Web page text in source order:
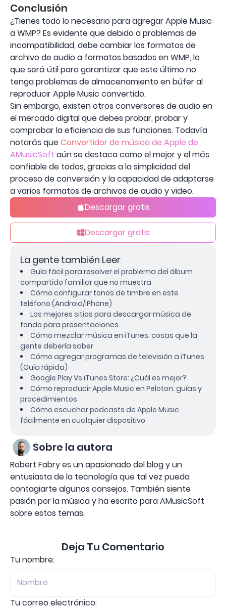
Conclusión
¿Tienes todo lo necesario para agregar Apple Music
a WMP? Es evidente que debido a problemas de
incompatibilidad, debe cambiar los formatos de
archivo de audio a formatos basados ​​en WMP, lo
que será útil para garantizar que este último no
tenga problemas de almacenamiento en búfer al
reproducir Apple Music convertido.
Sin embargo, existen otros conversores de audio en
el mercado digital que debes probar, probar y
comprobar la eficiencia de sus funciones. Todavía
notarás queConvertidor de música de Apple de
AMusicSoft aún se destaca como el mejor y el más
confiable de todos, gracias a la simplicidad del
proceso de conversión y la capacidad de adaptarse
a varios formatos de archivos de audio y video.
Descargar gratis
Descargar gratis
La gente también Leer
Guía fácil para resolver el problema del álbum
compartido familiar que no muestra
Cómo configurar tonos de timbre en este
teléfono (Android/iPhone)
Los mejores sitios para descargar música de
fondo para presentaciones
Cómo mezclar música en iTunes: cosas que la
gente debería saber
Cómo agregar programas de televisión a iTunes
(Guía rápida)
Google Play Vs iTunes Store: ¿Cuál es mejor?
Cómo reproducir Apple Music en Peloton: guías y
procedimientos
Cómo escuchar podcasts de Apple Music
fácilmente en cualquier dispositivo
Sobre la autora
Robert Fabry es un apasionado del blog y un
entusiasta de la tecnología que tal vez pueda
contagiarte algunos consejos. También siente
pasión por la música y ha escrito para AMusicSoft
sobre estos temas.
Deja Tu Comentario
Tu nombre:
Tu correo electrónico: